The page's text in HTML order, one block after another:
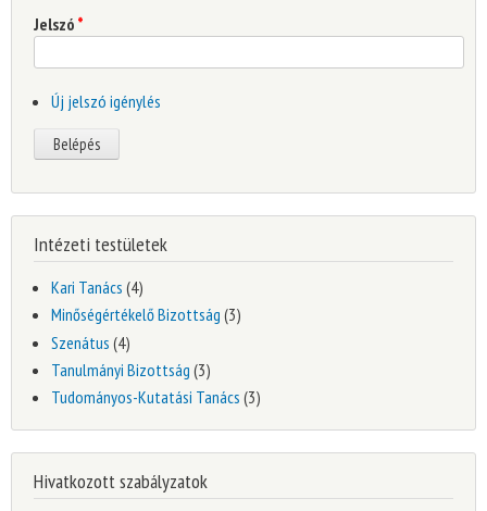
Jelszó *
Új jelszó igénylés
Intézeti testületek
Kari Tanács (4)
Minőségértékelő Bizottság (3)
Szenátus (4)
Tanulmányi Bizottság (3)
Tudományos-Kutatási Tanács (3)
Hivatkozott szabályzatok